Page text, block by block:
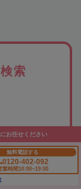
索
務所を検索。
にお任せください
無料電話する
0120-402-092
業時間10:00~19:00